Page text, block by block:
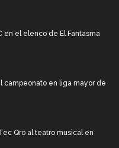
en el elenco de El Fantasma
campeonato en liga mayor de
Qro al teatro musical en